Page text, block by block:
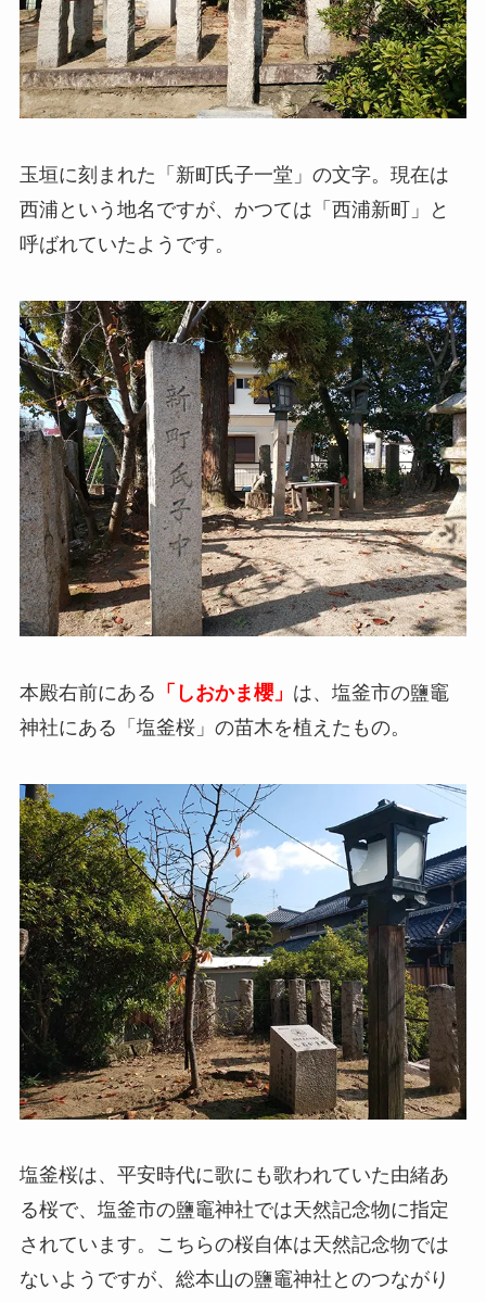
玉垣に刻まれた「新町氏子一堂」の文字。現在は
西浦という地名ですが、かつては「西浦新町」と
呼ばれていたようです。
本殿右前にある 「しおかま櫻」 は、塩釜市の鹽竈
神社にある「塩釜桜」の苗木を植えたもの。
塩釜桜は、平安時代に歌にも歌われていた由緒あ
る桜で、塩釜市の鹽竈神社では天然記念物に指定
されています。こちらの桜自体は天然記念物では
ないようですが、総本山の鹽竈神社とのつながり